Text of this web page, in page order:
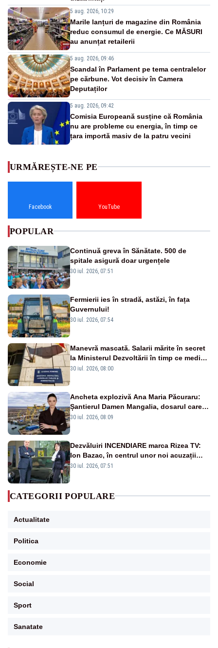
5 aug. 2026, 10:29
Marile lanțuri de magazine din România
reduc consumul de energie. Ce MĂSURI
au anunțat retailerii
5 aug. 2026, 09:46
Scandal în Parlament pe tema centralelor
pe cărbune. Vot decisiv în Camera
Deputaților
5 aug. 2026, 09:42
Comisia Europeană susține că România
nu are probleme cu energia, în timp ce
țara importă masiv de la patru vecini
URMĂREȘTE-NE PE
Facebook YouTube
POPULAR
Continuă greva în Sănătate. 500 de
spitale asigură doar urgențele
30 iul. 2026, 07:51
Fermierii ies în stradă, astăzi, în fața
Guvernului!
30 iul. 2026, 07:54
Manevră mascată. Salarii mărite în secret
la Ministerul Dezvoltării în timp ce medicii
ies în stradă
30 iul. 2026, 08:00
Ancheta explozivă Ana Maria Păcuraru:
Șantierul Damen Mangalia, dosarul care
scufundă apărarea României
30 iul. 2026, 08:09
Dezvăluiri INCENDIARE marca Rizea TV:
Ion Bazac, în centrul unor noi acuzații
publice
30 iul. 2026, 07:51
CATEGORII POPULARE
Actualitate
Politica
Economie
Social
Sport
Sanatate